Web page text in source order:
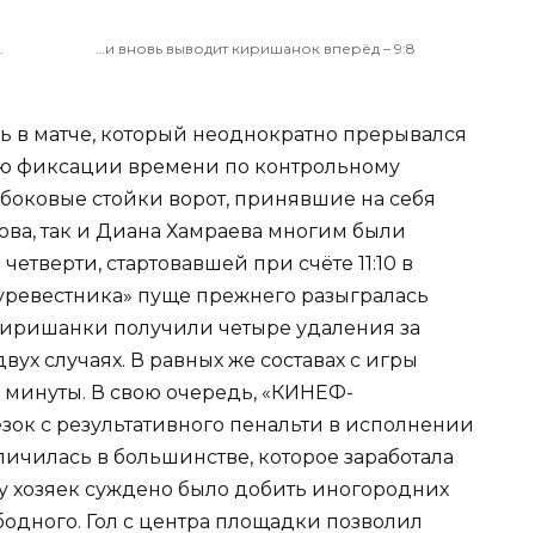
…и вновь выводит киришанок вперёд – 9:8
в матче, который неоднократно прерывался
фиксации времени по контрольному
стойки ворот, принявшие на себя
так и Диана Хамраева многим были
стартовавшей при счёте 11:10 в
пуще прежнего разыгралась
получили четыре удаления за
случаях. В равных же составах с игры
минуты. В свою очередь, «КИНЕФ-
с результативного пенальти в исполнении
в большинстве, которое заработала
хозяек суждено было добить иногородних
Гол с центра площадки позволил